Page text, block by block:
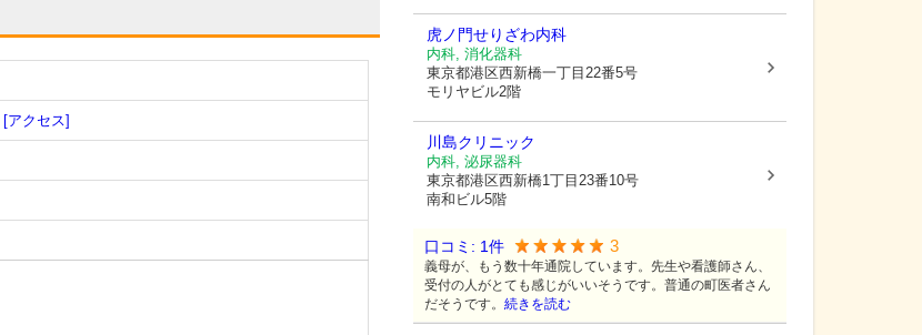
[アクセス]
虎ノ門せりざわ内科
内科, 消化器科
東京都港区西新橋一丁目22番5号
モリヤビル2階
川島クリニック
内科, 泌尿器科
東京都港区西新橋1丁目23番10号
南和ビル5階
口コミ: 1件 3
義母が、もう数十年通院しています。先生や看護師さん、
受付の人がとても感じがいいそうです。普通の町医者さん
だそうです。 続きを読む